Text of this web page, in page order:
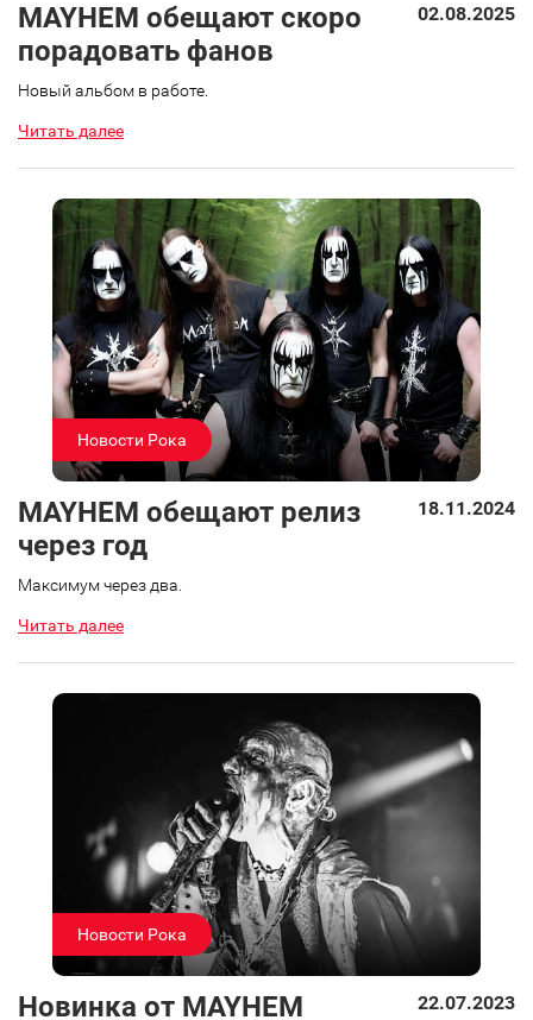
MAYHEM обещают скоро
порадовать фанов
02.08.2025
Новый альбом в работе.
Читать далее
Новости Рока
MAYHEM обещают релиз
через год
18.11.2024
Максимум через два.
Читать далее
Новости Рока
Новинка от MAYHEM 22.07.2023